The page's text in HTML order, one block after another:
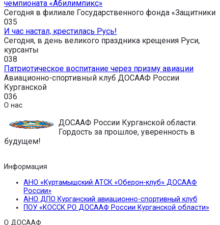
чемпионата «Абилимпикс»
Сегодня в филиале Государственного фонда «Защитники
035
И час настал, крестилась Русь!
Сегодня, в день великого праздника крещения Руси,
курсанты
038
Патриотическое воспитание через призму авиации
Авиационно-спортивный клуб ДОСААФ России
Курганской
036
О нас
ДОСААФ России Курганской области.
Гордость за прошлое, уверенность в
будущем!
Информация
АНО «Куртамышский АТСК «Оберон-клуб» ДОСААФ
России»
АНО ДПО Курганский авиационно-спортивный клуб
ПОУ «КОССК РО ДОСААФ России Курганской области»
О ДОСААФ